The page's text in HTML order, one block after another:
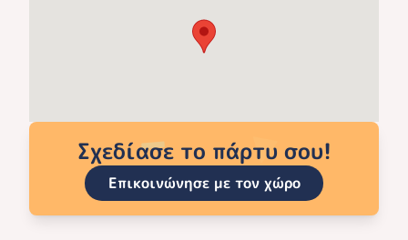
Σχεδίασε το πάρτυ σου!
Επικοινώνησε με τον χώρο